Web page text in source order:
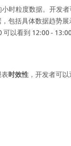
小时粒度数据。开发
包括具体数据趋势
以看到 12:00 - 13:00
时效性 ，开发者可